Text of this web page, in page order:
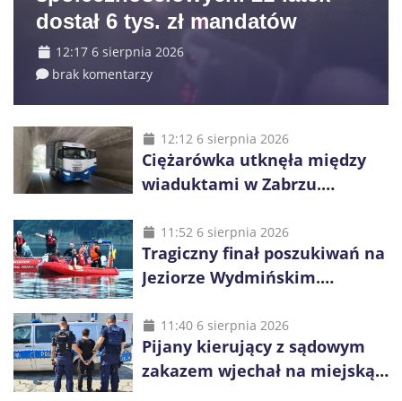
dostał 6 tys. zł mandatów
12:17 6 sierpnia 2026
brak komentarzy
12:12 6 sierpnia 2026
Ciężarówka utknęła między
wiaduktami w Zabrzu.
kilkanaście godzin
11:52 6 sierpnia 2026
Tragiczny finał poszukiwań na
Jeziorze Wydmińskim.
11:40 6 sierpnia 2026
Pijany kierujący z sądowym
zakazem wjechał na miejską